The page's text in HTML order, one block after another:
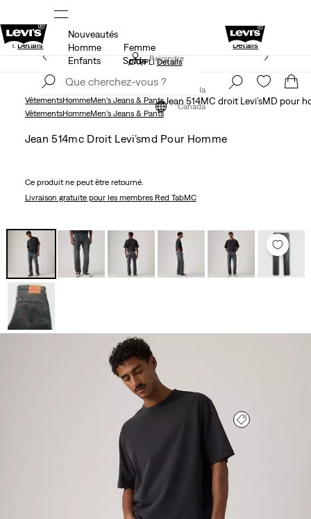
15 % DE RABAIS SUR VOTRE PREMIÈRE
Détails
SOLDES.
Détails
Rejoindre
Canada
Nouveautés
Homme
Femme
Enfants
Solde
LE MEILLEUR DE LEVI'SMD – MAINTENANT DANS
L’APPLIDétails
maintenant
Canada
VêtementsHommeMen’s Jeans & PantsJean 514MC droit Levi’sMD pour
VêtementsHommeMen’s Jeans & Pants
Jean 514mc Droit Levi’smd Pour Homme
Ce produit ne peut être retourné.
Livraison gratuitepour les membres Red TabMC